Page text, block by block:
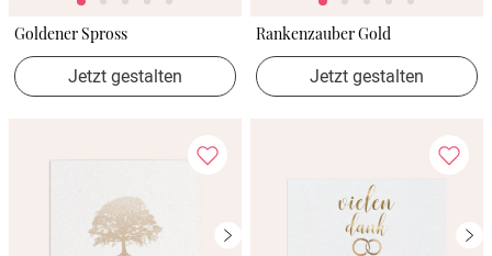
Goldener Spross
Jetzt gestalten
Rankenzauber Gold
Jetzt gestalten